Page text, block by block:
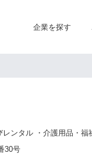
企業を探す
30号